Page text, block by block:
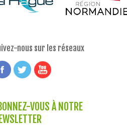
nous sur les réseaux
VOUS À NOTRE